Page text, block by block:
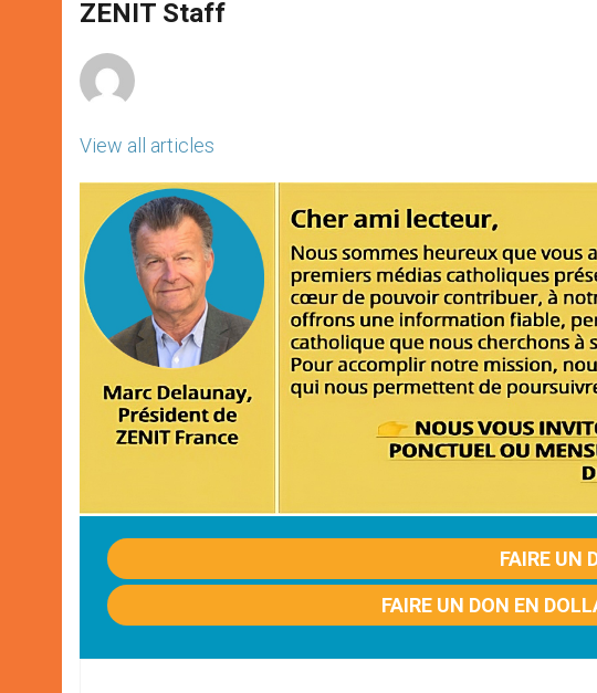
p
p
g
e
o
k
ZENIT Staff
View all articles
FAIRE UN
FAIRE UN DON EN